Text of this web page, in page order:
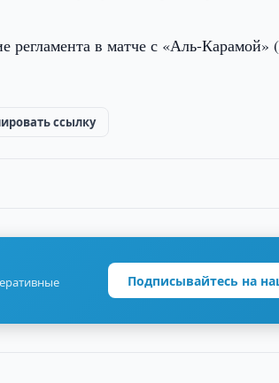
регламента в матче с «Аль-Карамой»
ссылку
Подписывайтесь на